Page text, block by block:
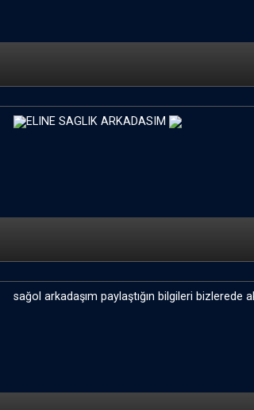
ELINE SAGLIK ARKADASIM
sağol arkadaşım paylaştığın bilgileri bizlerede